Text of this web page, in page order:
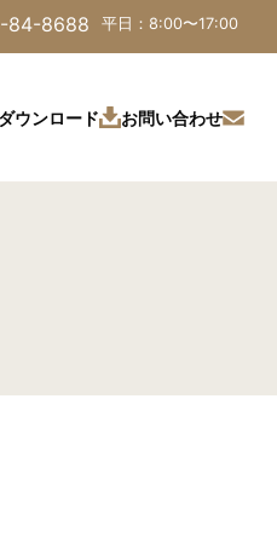
84-8688 平日：8:00〜17:00
ウンロード お問い合わせ